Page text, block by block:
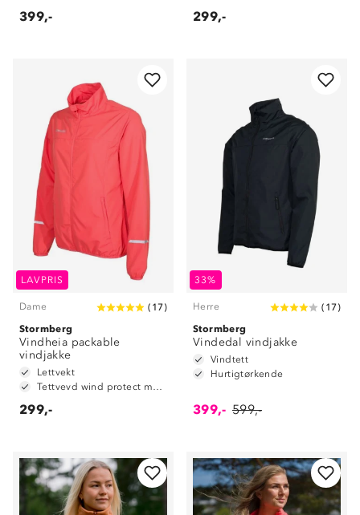
399,- 299,-
LAVPRIS
Dame ( 17)
Stormberg
Vindheia packable
vindjakke
Lettvekt
Tettvevd wind protect materiale
299,-
33%
Herre ( 17)
Stormberg
Vindedal vindjakke
Vindtett
Hurtigtørkende
399,- 599,-